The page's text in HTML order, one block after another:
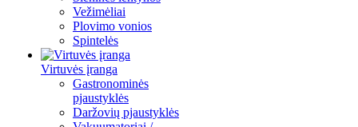
Vežimėliai
Plovimo vonios
Spintelės
Virtuvės įranga
Gastronominės
pjaustyklės
Daržovių pjaustyklės